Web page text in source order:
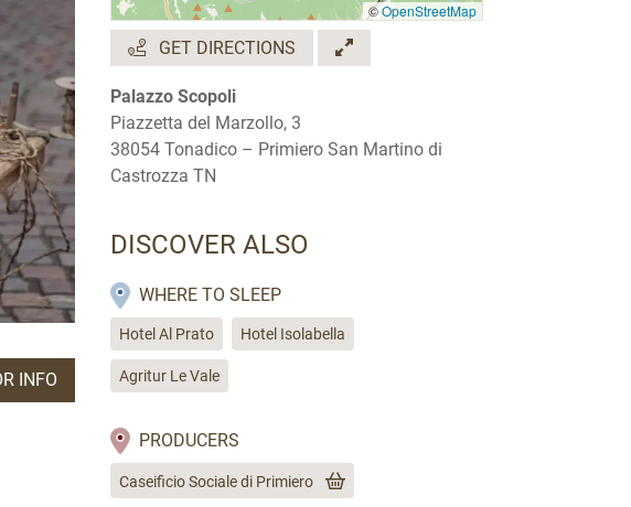
INFO
©OpenStreetMap
GET DIRECTIONS
Palazzo Scopoli
Piazzetta del Marzollo, 3
38054 Tonadico – Primiero San Martino di
Castrozza TN
DISCOVER ALSO
WHERE TO SLEEP
Hotel Al Prato Hotel Isolabella
Agritur Le Vale
PRODUCERS
Caseificio Sociale di Primiero